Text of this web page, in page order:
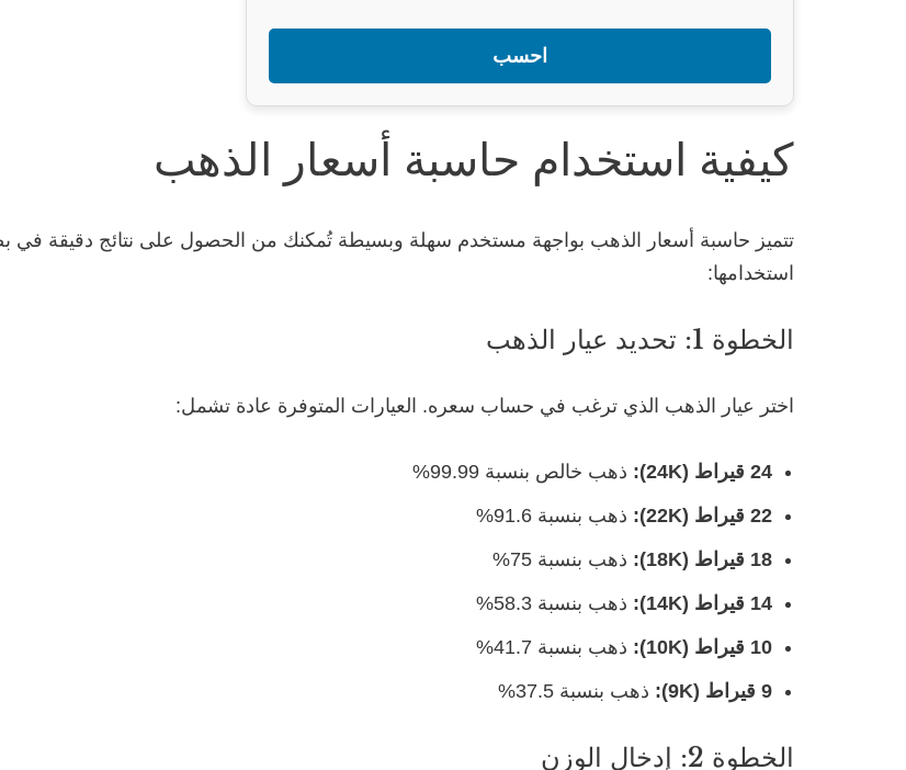
احسب
كيفية استخدام حاسبة أسعار الذهب
تتميز حاسبة أسعار الذهب بواجهة مستخدم سهلة وبسيطة تُمكنك من الحصول على نتائج دقيقة
استخدامها:
الخطوة 1: تحديد عيار الذهب
اختر عيار الذهب الذي ترغب في حساب سعره. العيارات المتوفرة عادة تشمل:
24 قيراط (24K):
ذهب خالص بنسبة 99.99%
22 قيراط (22K):
ذهب بنسبة 91.6%
18 قيراط (18K):
ذهب بنسبة 75%
14 قيراط (14K):
ذهب بنسبة 58.3%
10 قيراط (10K):
ذهب بنسبة 41.7%
9 قيراط (9K):
ذهب بنسبة 37.5%
الخطوة 2: إدخال الوزن